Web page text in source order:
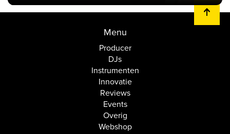
Menu
Producer
DJs
Instrumenten
Innovatie
Reviews
Events
Overig
Webshop